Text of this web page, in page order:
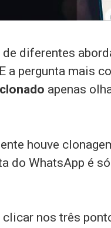
diferentes
a pergunta mais
apenas
houve
do WhatsApp é
nos três